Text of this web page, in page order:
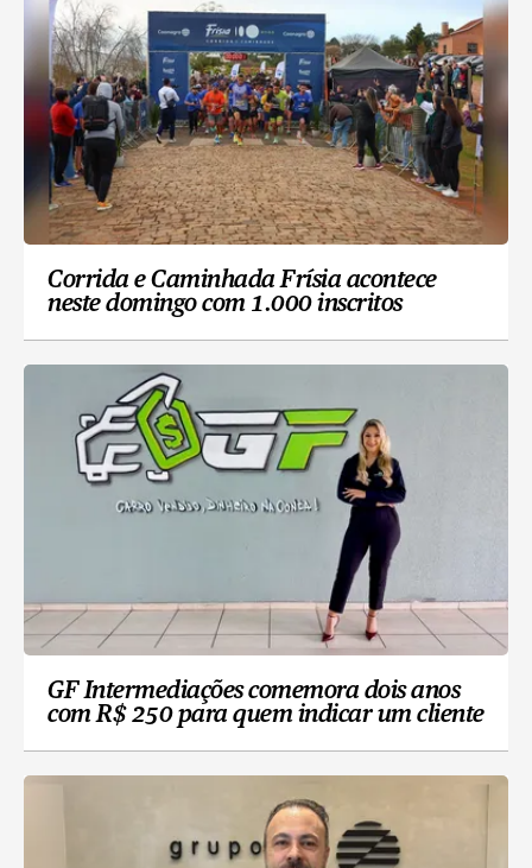
Corrida e Caminhada Frísia acontece
neste domingo com 1.000 inscritos
GF Intermediações comemora dois anos
com R$ 250 para quem indicar um cliente